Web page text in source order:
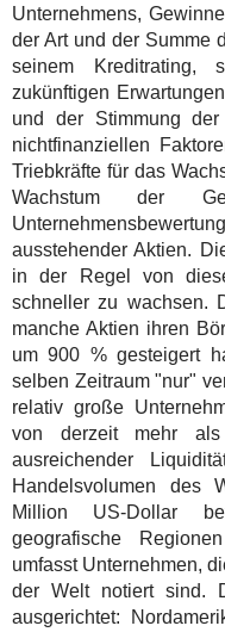
Unternehmens,
der Art und der Summe
seinem Kreditrating,
zukünftigen
und der Stimmung
nichtfinanziellen
Triebkräfte für das
Wachstum der
ausstehender Aktien.
in der Regel von
schneller zu wachsen.
manche Aktien ihren
um 900 % gesteigert
selben Zeitraum "nur"
relativ große
von derzeit mehr
ausreichender
Handelsvolumen des
Million US-Dollar
geografische
umfasst Unternehmen,
der Welt notiert sind.
ausgerichtet: